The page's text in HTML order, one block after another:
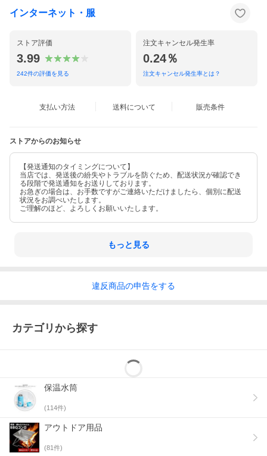
インターネット・服
ストア評価
3.99
242件の評価を見る
注文キャンセル発生率
0.24％
注文キャンセル発生率とは？
支払い方法 送料について 販売条件
ストアからのお知らせ
【発送通知のタイミングについて】
当店では、発送後の紛失やトラブルを防ぐため、配送状況が確認でき
る段階で発送通知をお送りしております。
お急ぎの場合は、お手数ですがご連絡いただけましたら、個別に配送
状況をお調べいたします。
ご理解のほど、よろしくお願いいたします。
もっと見る
違反商品の申告をする
カテゴリから探す
保温水筒
(114件)
アウトドア用品
(81件)